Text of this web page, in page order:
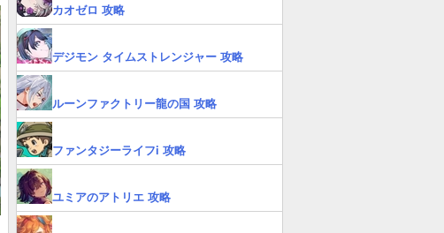
カオゼロ 攻略
デジモン タイムストレンジャー 攻略
ルーンファクトリー龍の国 攻略
ファンタジーライフi 攻略
ユミアのアトリエ 攻略